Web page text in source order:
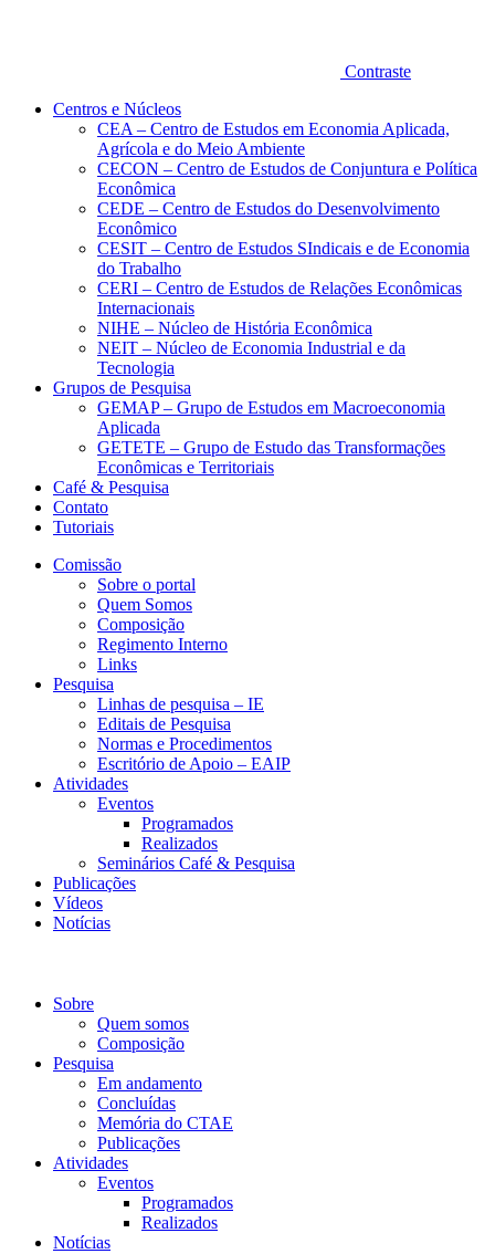
Contraste
Centros e Núcleos
CEA – Centro de Estudos em Economia Aplicada,
Agrícola e do Meio Ambiente
CECON – Centro de Estudos de Conjuntura e Política
Econômica
CEDE – Centro de Estudos do Desenvolvimento
Econômico
CESIT – Centro de Estudos SIndicais e de Economia
do Trabalho
CERI – Centro de Estudos de Relações Econômicas
Internacionais
NIHE – Núcleo de História Econômica
NEIT – Núcleo de Economia Industrial e da
Tecnologia
Grupos de Pesquisa
GEMAP – Grupo de Estudos em Macroeconomia
Aplicada
GETETE – Grupo de Estudo das Transformações
Econômicas e Territoriais
Café & Pesquisa
Contato
Tutoriais
Comissão
Sobre o portal
Quem Somos
Composição
Regimento Interno
Links
Pesquisa
Linhas de pesquisa – IE
Editais de Pesquisa
Normas e Procedimentos
Escritório de Apoio – EAIP
Atividades
Eventos
Programados
Realizados
Seminários Café & Pesquisa
Publicações
Vídeos
Notícias
Sobre
Quem somos
Composição
Pesquisa
Em andamento
Concluídas
Memória do CTAE
Publicações
Atividades
Eventos
Programados
Realizados
Notícias